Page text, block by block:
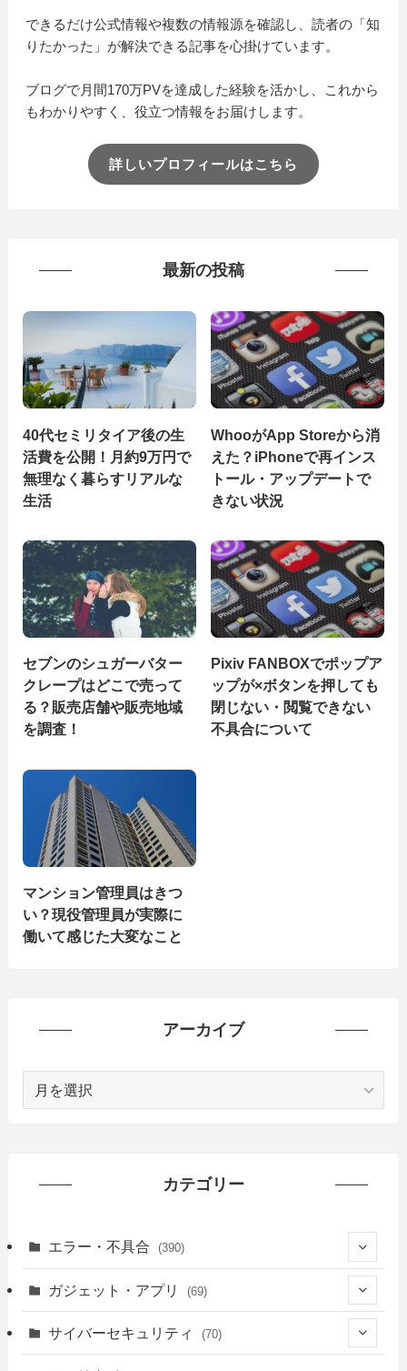
できるだけ公式情報や複数の情報源を確認し、読者の「知
りたかった」が解決できる記事を心掛けています。
ブログで月間170万PVを達成した経験を活かし、これから
もわかりやすく、役立つ情報をお届けします。
詳しいプロフィールはこちら
最新の投稿
40代セミリタイア後の生
活費を公開！月約9万円で
無理なく暮らすリアルな
生活
WhooがApp Storeから消
えた？iPhoneで再インス
トール・アップデートで
きない状況
セブンのシュガーバター
クレープはどこで売って
る？販売店舗や販売地域
を調査！
Pixiv FANBOXでポップア
ップが×ボタンを押しても
閉じない・閲覧できない
不具合について
マンション管理員はきつ
い？現役管理員が実際に
働いて感じた大変なこと
アーカイブ
カテゴリー
エラー・不具合 (390)
(6)
(10)
ガジェット・アプリ (69)
(7)
サイバーセキュリティ (70)